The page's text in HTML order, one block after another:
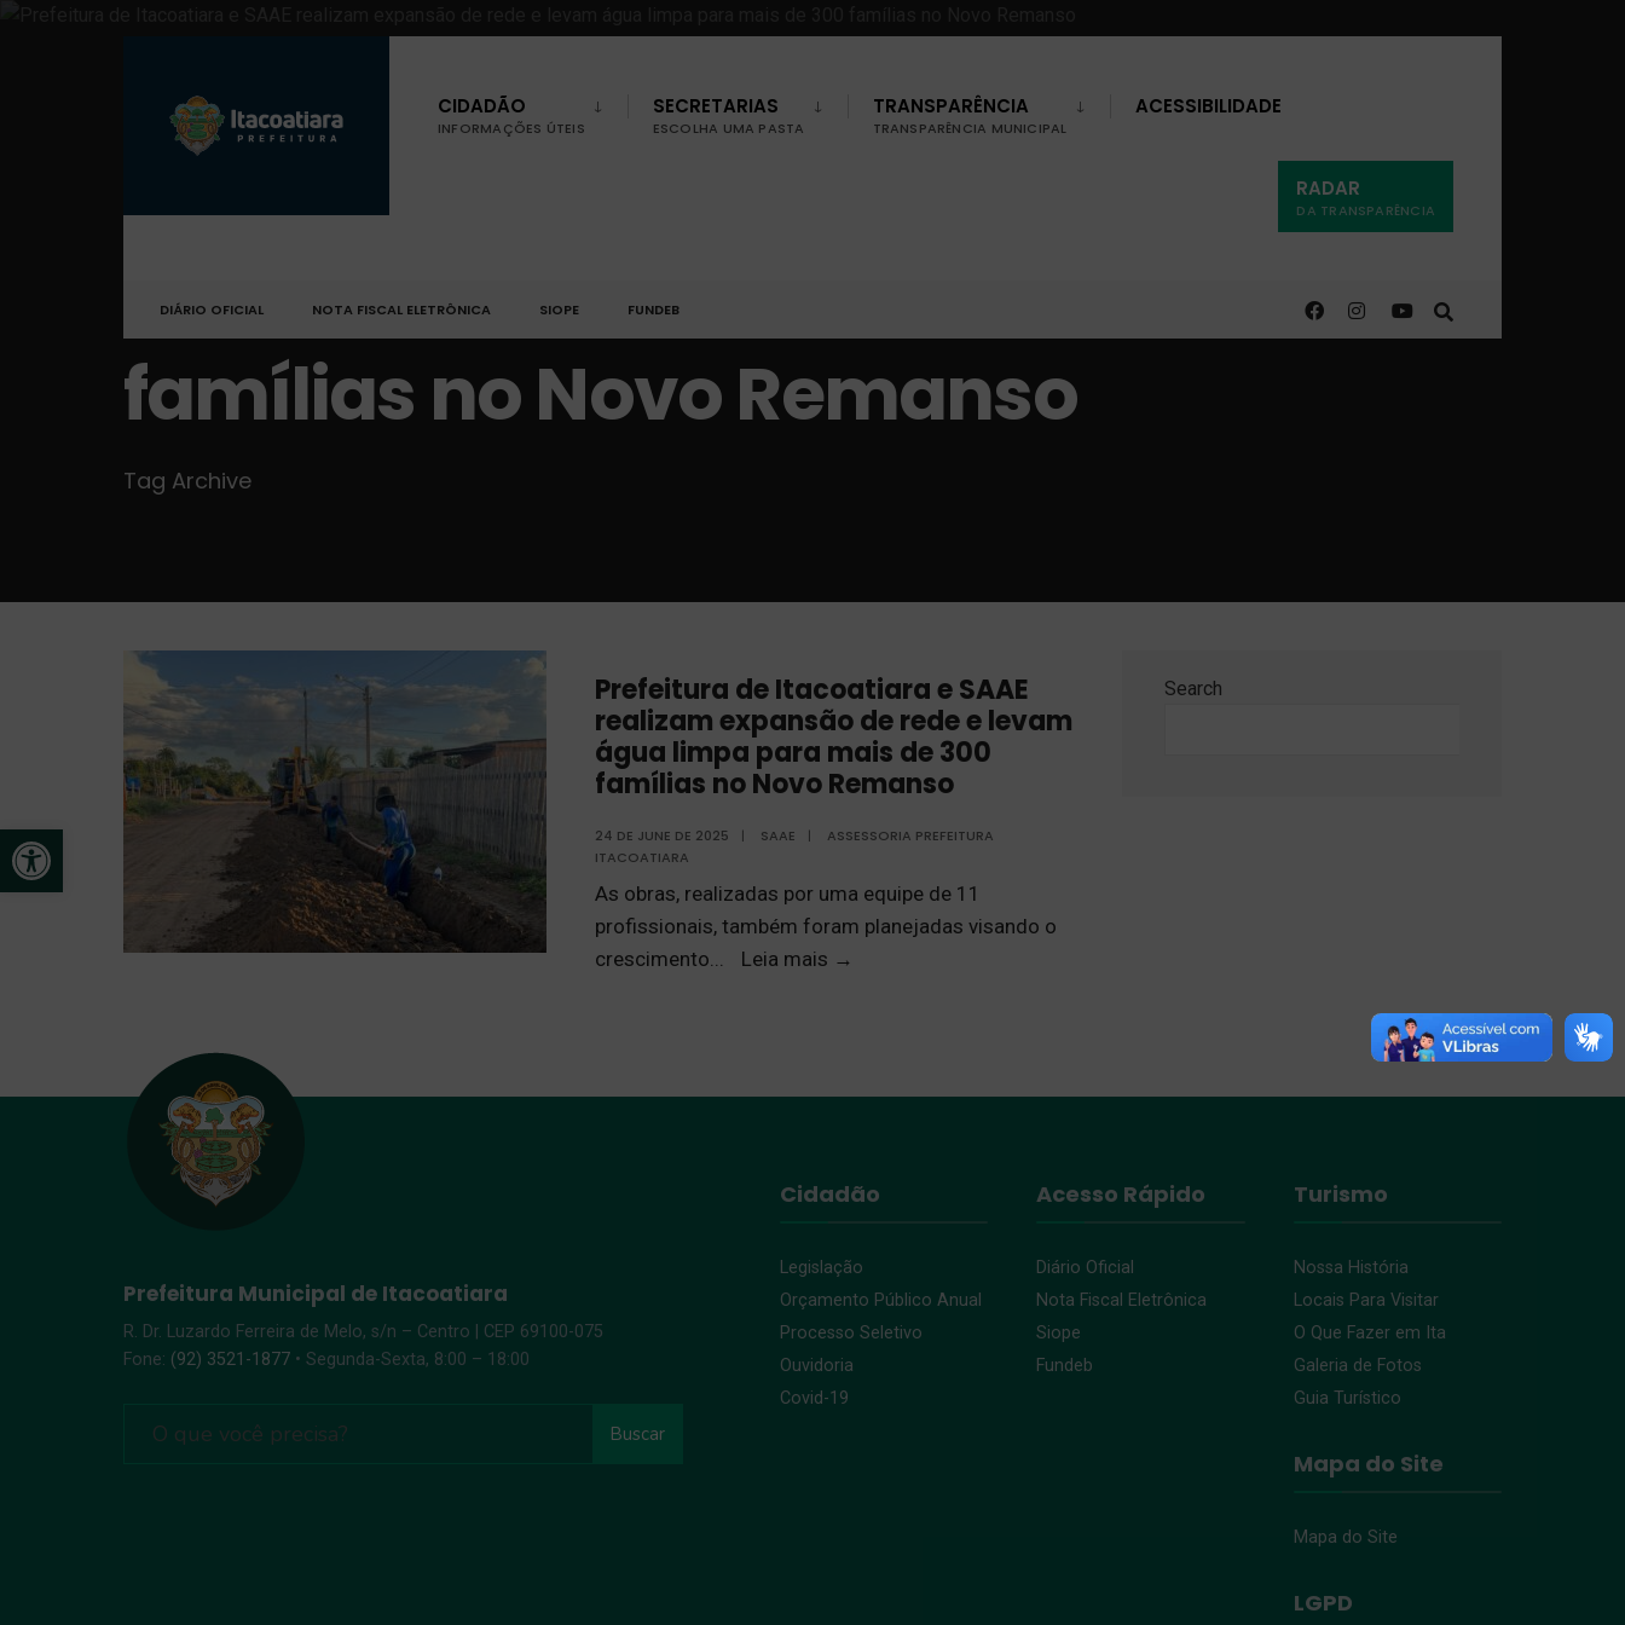
Open toolbar
CIDADÃO
INFORMAÇÕES ÚTEIS
SECRETARIAS
ESCOLHA UMA PASTA
TRANSPARÊNCIA
TRANSPARÊNCIA MUNICIPAL
ACESSIBILIDADE
RADAR
DA TRANSPARÊNCIA
DIÁRIO OFICIAL NOTA FISCAL ELETRÔNICA SIOPE FUNDEB
famílias no Novo Remanso
Tag Archive
Prefeitura de Itacoatiara e SAAE
realizam expansão de rede e levam
água limpa para mais de 300
famílias no Novo Remanso
24 DE JUNE DE 2025 | SAAE |
ASSESSORIA PREFEITURA
ITACOATIARA
As obras, realizadas por uma equipe de 11
profissionais, também foram planejadas visando o
crescimento... Leia mais →
Search
Prefeitura Municipal de Itacoatiara
R. Dr. Luzardo Ferreira de Melo, s/n – Centro | CEP 69100-075
Fone: (92) 3521-1877 • Segunda-Sexta, 8:00 – 18:00
Buscar
Cidadão
Legislação
Orçamento Público Anual
Processo Seletivo
Ouvidoria
Covid-19
Acesso Rápido
Diário Oficial
Nota Fiscal Eletrônica
Siope
Fundeb
Turismo
Nossa História
Locais Para Visitar
O Que Fazer em Ita
Galeria de Fotos
Guia Turístico
Mapa do Site
Mapa do Site
LGPD